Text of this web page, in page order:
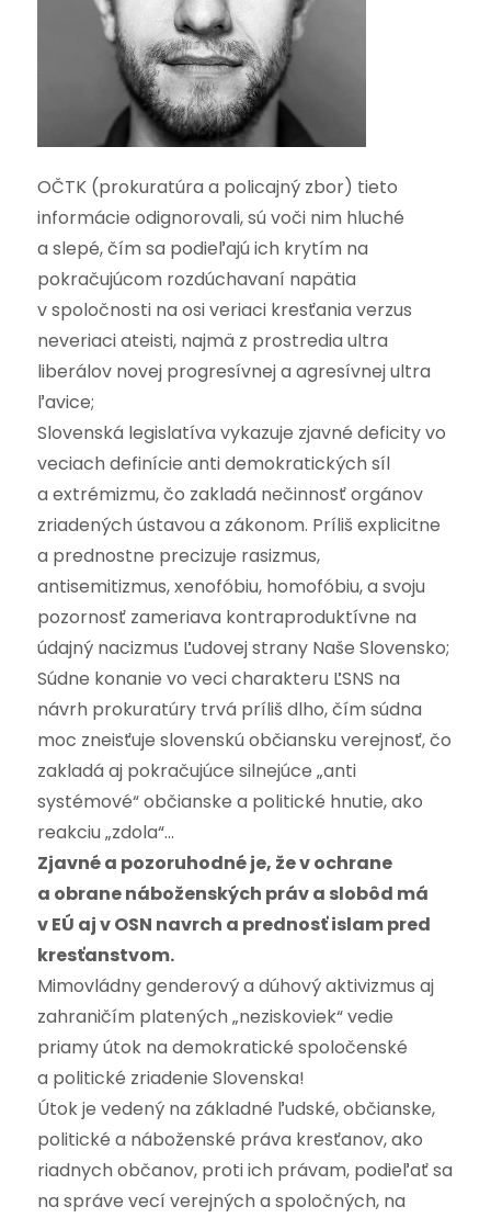
OČTK (prokuratúra a policajný zbor) tieto
informácie odignorovali, sú voči nim hluché
a slepé, čím sa podieľajú ich krytím na
pokračujúcom rozdúchavaní napätia
v spoločnosti na osi veriaci kresťania verzus
neveriaci ateisti, najmä z prostredia ultra
liberálov novej progresívnej a agresívnej ultra
ľavice;
Slovenská legislatíva vykazuje zjavné deficity vo
veciach definície anti demokratických síl
a extrémizmu, čo zakladá nečinnosť orgánov
zriadených ústavou a zákonom. Príliš explicitne
a prednostne precizuje rasizmus,
antisemitizmus, xenofóbiu, homofóbiu, a svoju
pozornosť zameriava kontraproduktívne na
údajný nacizmus Ľudovej strany Naše Slovensko;
Súdne konanie vo veci charakteru ĽSNS na
návrh prokuratúry trvá príliš dlho, čím súdna
moc zneisťuje slovenskú občiansku verejnosť, čo
zakladá aj pokračujúce silnejúce „anti
systémové“ občianske a politické hnutie, ako
reakciu „zdola“…
Zjavné a pozoruhodné je, že v ochrane
a obrane náboženských práv a slobôd má
v EÚ aj v OSN navrch a prednosť islam pred
kresťanstvom.
Mimovládny genderový a dúhový aktivizmus aj
zahraničím platených „neziskoviek“ vedie
priamy útok na demokratické spoločenské
a politické zriadenie Slovenska!
Útok je vedený na základné ľudské, občianske,
politické a náboženské práva kresťanov, ako
riadnych občanov, proti ich právam, podieľať sa
na správe vecí verejných a spoločných, na